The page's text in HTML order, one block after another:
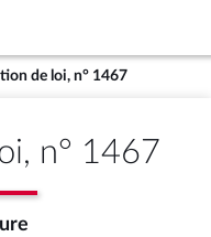
de loi, n° 1467
n° 1467